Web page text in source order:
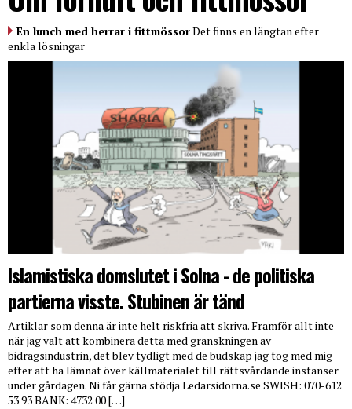
En lunch med herrar i fittmössorDet finns en längtan efter
enkla lösningar
Islamistiska domslutet i Solna - de politiska
partierna visste. Stubinen är tänd
Artiklar som denna är inte helt riskfria att skriva. Framför allt inte
när jag valt att kombinera detta med granskningen av
bidragsindustrin, det blev tydligt med de budskap jag tog med mig
efter att ha lämnat över källmaterialet till rättsvårdande instanser
under gårdagen. Ni får gärna stödja Ledarsidorna.se SWISH: 070-612
53 93 BANK: 4732 00 […]